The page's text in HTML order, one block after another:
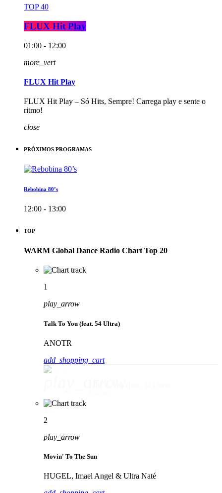
TOP 40
FLUX Hit Play
01:00 - 12:00
more_vert
FLUX Hit Play
FLUX Hit Play – Só Hits, Sempre! Carrega play e sente o
ritmo!
close
PRÓXIMOS PROGRAMAS
Rebobina 80’s
12:00 - 13:00
TOP
WARM Global Dance Radio Chart Top 20
1
play_arrow
Talk To You (feat. 54 Ultra)
ANOTR
add_shopping_cart
2
play_arrow
Movin' To The Sun
HUGEL, Imael Angel & Ultra Naté